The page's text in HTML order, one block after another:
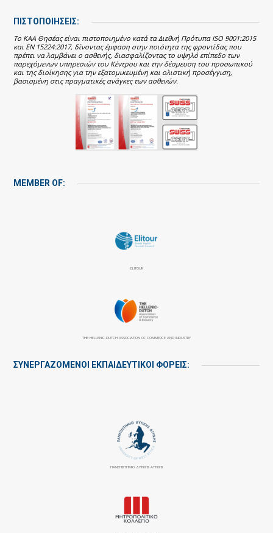
ΠΙΣΤΟΠΟΙΗΣΕΙΣ:
Το ΚΑΑ Θησέας είναι πιστοποιημένο κατά τα Διεθνή Πρότυπα ISO 9001:2015
και EN 15224:2017, δίνοντας έμφαση στην ποιότητα της φροντίδας που
πρέπει να λαμβάνει ο ασθενής, διασφαλίζοντας το υψηλό επίπεδο των
παρεχόμενων υπηρεσιών του Κέντρου και την δέσμευση του προσωπικού
και της διοίκησης για την εξατομικευμένη και ολιστική προσέγγιση,
βασισμένη στις πραγματικές ανάγκες των ασθενών.
MEMBER OF:
ELITOUR
THE HELLENIC-DUTCH ASSOCIATION OF COMMERCE AND INDUSTRY
ΣΥΝΕΡΓΑΖΌΜΕΝΟΙ ΕΚΠΑΙΔΕΥΤΙΚΟΊ ΦΟΡΕΊΣ:
ΠΑΝΕΠΙΣΤΉΜΙΟ ΔΥΤΙΚΉΣ ΑΤΤΙΚΉΣ